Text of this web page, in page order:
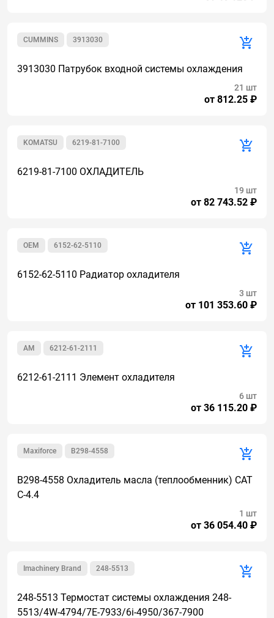
3913030
CUMMINS
3913030 Патрубок входной системы охлаждения
от 812.25 ₽
21 шт
6219-81-7100
KOMATSU
6219-81-7100 ОХЛАДИТЕЛЬ
от 82 743.52 ₽
19 шт
6152-62-5110
OEM
6152-62-5110 Радиатор охладителя
от 101 353.60 ₽
3 шт
6212-61-2111
AM
6212-61-2111 Элемент охладителя
от 36 115.20 ₽
6 шт
B298-4558
Maxiforce
B298-4558 Охладитель масла (теплообменник) CAT
C-4.4
от 36 054.40 ₽
1 шт
248-5513
Imachinery Brand
248-5513 Термостат системы охлаждения 248-
5513/4W-4794/7E-7933/6i-4950/367-7900